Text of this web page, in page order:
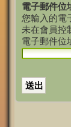
電子郵件位
您輸入的電
未在會員控
電子郵件位